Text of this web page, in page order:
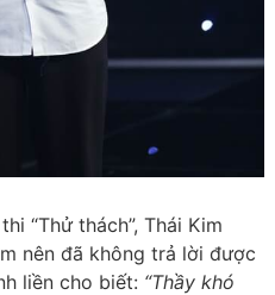
“Thử thách”, Thái Kim
nên đã không trả lời được
liền cho biết: “Thầy khó